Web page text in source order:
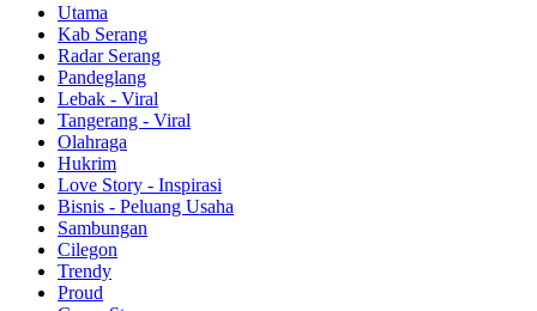
Utama
Kab Serang
Radar Serang
Pandeglang
Lebak - Viral
Tangerang - Viral
Olahraga
Hukrim
Love Story - Inspirasi
Bisnis - Peluang Usaha
Sambungan
Cilegon
Trendy
Proud